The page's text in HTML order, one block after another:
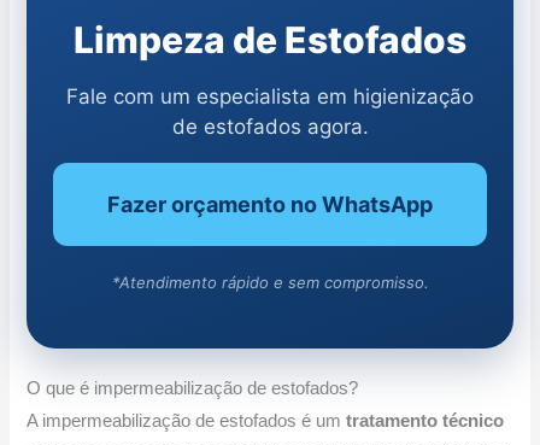
Limpeza de Estofados
Fale com um especialista em higienização
de estofados agora.
Fazer orçamento no WhatsApp
*Atendimento rápido e sem compromisso.
O que é impermeabilização de estofados?
A impermeabilização de estofados é umtratamento técnico